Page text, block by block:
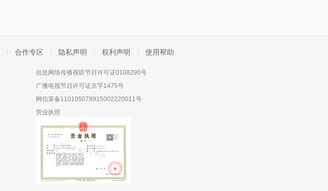
合作专区 隐私声明 权利声明 使用帮助
信息网络传播视听节目许可证0108290号
广播电视节目许可证京字1475号
网信算备110105078915002220011号
营业执照